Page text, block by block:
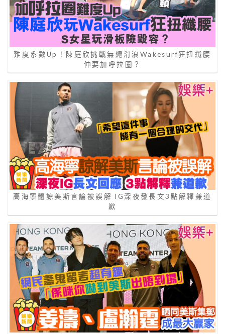
難度系數Up！陳庭欣挑戰無繩滑浪Wakesurf狂扭纖腰
仲要加呼拉圈？
高海寧體諒美斯言論被誤解 IG深夜發長文3點解釋兼道
歉